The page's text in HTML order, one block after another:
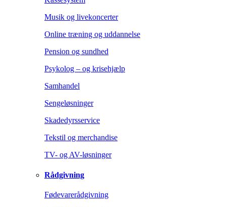
Musik og livekoncerter
Online træning og uddannelse
Pension og sundhed
Psykolog – og krisehjælp
Samhandel
Sengeløsninger
Skadedyrsservice
Tekstil og merchandise
TV- og AV-løsninger
Rådgivning
Fødevarerådgivning